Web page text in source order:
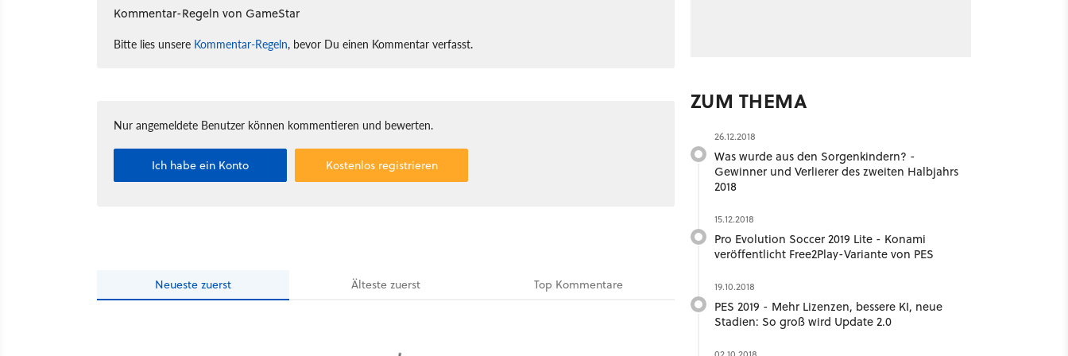
Kommentar-Regeln von GameStar
Bitte lies unsere Kommentar-Regeln, bevor Du einen Kommentar verfasst.
Nur angemeldete Benutzer können kommentieren und bewerten.
Ich habe ein Konto Kostenlos registrieren
Neueste zuerst Ältestezuerst Top Kommentare
ZUM THEMA
26.12.2018
Was wurde aus den Sorgenkindern? -
Gewinner und Verlierer des zweiten Halbjahrs
2018
15.12.2018
Pro Evolution Soccer 2019 Lite - Konami
veröffentlicht Free2Play-Variante von PES
19.10.2018
PES 2019 - Mehr Lizenzen, bessere KI, neue
Stadien: So groß wird Update 2.0